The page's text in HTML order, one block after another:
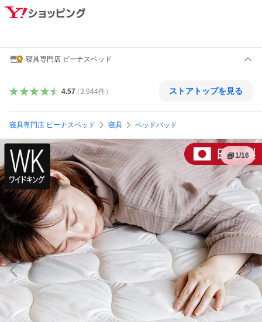
寝具専門店 ビーナスベッド
4.57（3,944件） ストアトップを見る
寝具専門店 ビーナスベッド 寝具 ベッドパッド
1/16